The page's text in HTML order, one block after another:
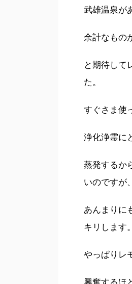
武雄温泉が
余計なもの
と期待して
た。
すぐさま使
浄化浄霊に
蒸発するか
いのですが、
あんまりに
キリします。
やっぱりレ
興奮するほ